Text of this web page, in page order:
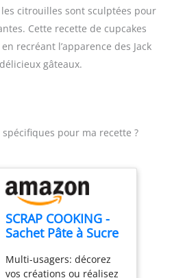
citrouilles sont sculptées pour
Cette recette de cupcakes
recréant l’apparence des Jack
gâteaux.
pour ma recette ?
SCRAP COOKING -
Sachet Pâte à Sucre
Pâtisseries,
Multi-usagers: décorez
vos créations ou réalisez